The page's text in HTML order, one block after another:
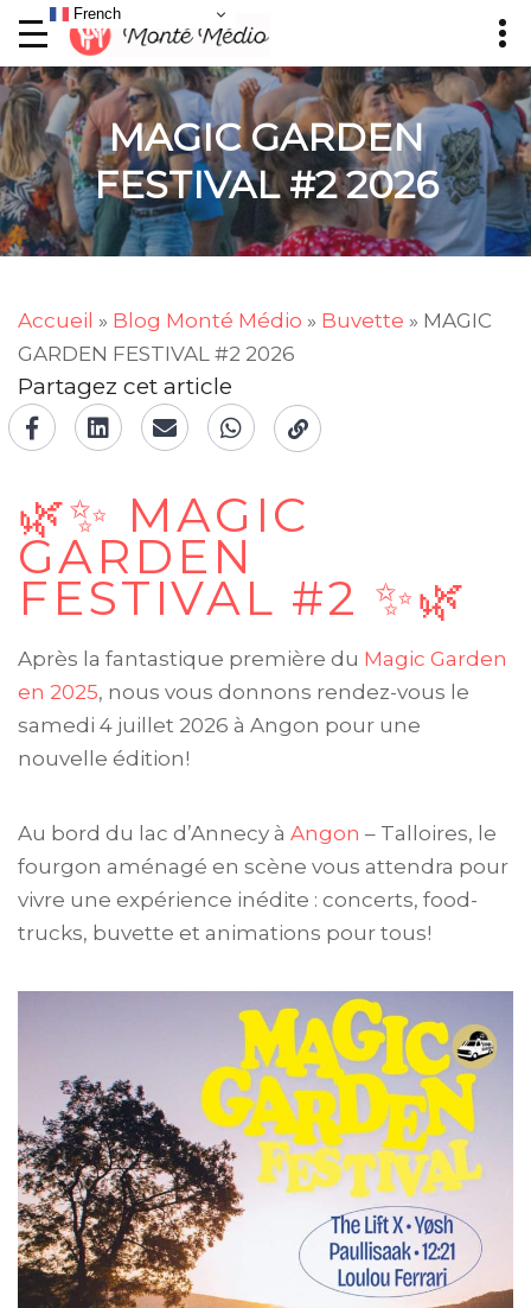
MAGIC GARDEN
FESTIVAL #2 2026
Accueil » Blog Monté Médio » Buvette » MAGIC
GARDEN FESTIVAL #2 2026
Partagez cet article
🌿✨ MAGIC
GARDEN
FESTIVAL #2 ✨🌿
Après la fantastique première du Magic Garden
en 2025, nous vous donnons rendez-vous le
samedi 4 juillet 2026 à Angon pour une
nouvelle édition!
Au bord du lac d’Annecy à Angon – Talloires, le
fourgon aménagé en scène vous attendra pour
vivre une expérience inédite : concerts, food-
trucks, buvette et animations pour tous!
French